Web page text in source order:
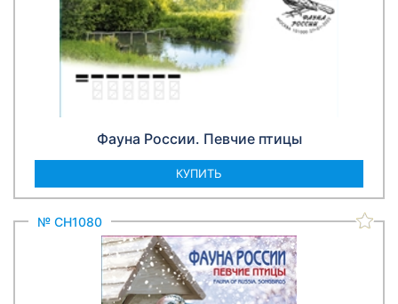
Фауна России. Певчие птицы
КУПИТЬ
№ СН1080